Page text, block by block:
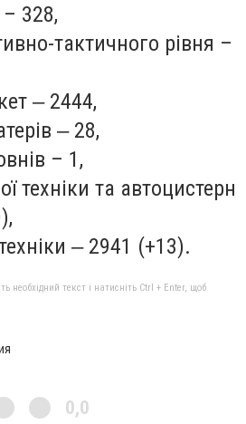
– 328,
тактичного рівня –
‒ 2444,
‒ 28,
– 1,
техніки та автоцистерн
‒ 2941 (+13).
необхідний текст і натисніть Ctrl + Enter, щоб
0,0